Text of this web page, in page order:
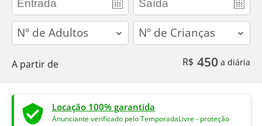
adults children
A partir de R$ 450 a diária
Locação 100% garantida
Anunciante verificado pelo TemporadaLivre - proteção